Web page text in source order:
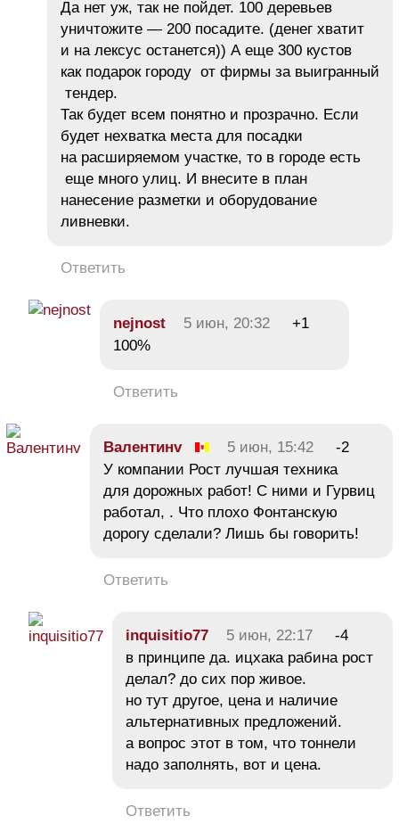
Да нет уж, так не пойдет. 100 деревьев
уничтожите — 200 посадите. (денег хватит
и на лексус останется)) А еще 300 кустов
как подарок городу от фирмы за выигранный
тендер.
Так будет всем понятно и прозрачно. Если
будет нехватка места для посадки
на расширяемом участке, то в городе есть
еще много улиц. И внесите в план
нанесение разметки и оборудование
ливневки.
Ответить
nejnost 5 июн, 20:32
+1
100%
Ответить
Валентинv 5 июн, 15:42
-2
У компании Рост лучшая техника
для дорожных работ! С ними и Гурвиц
работал, . Что плохо Фонтанскую
дорогу сделали? Лишь бы говорить!
Ответить
іnquіsitіо77 5 июн, 22:17
-4
в принципе да. ицхака рабина рост
делал? до сих пор живое.
но тут другое, цена и наличие
альтернативных предложений.
а вопрос этот в том, что тоннели
надо заполнять, вот и цена.
Ответить